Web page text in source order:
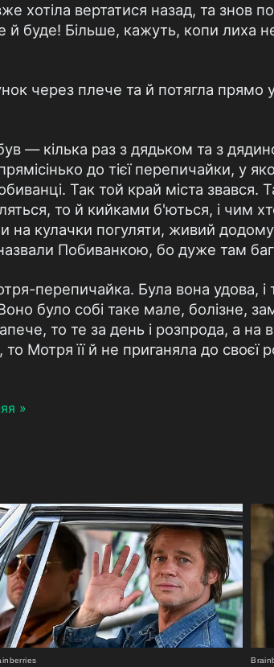
хотіла вертатися назад, та знов
буде! Більше, кажуть, копи лиха
через плече та й потягла прямо
— кілька раз з дядьком та з
до тієї перепичайки, у
Так той край міста звався.
то й кийками б'ються, і чим
на кулачки погуляти, живий
Побиванкою, бо дуже там
перепичайка. Була вона удова, і
було собі таке мале, болізне,
то те за день і розпрода, а на
то Мотря її й не приганяла до своєї
»